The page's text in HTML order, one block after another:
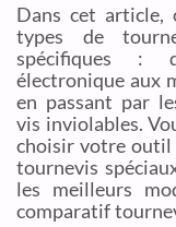
Dans cet
types de
spécifiques :
électronique aux
en passant par
vis inviolables.
choisir votre outil
tournevis
les meilleurs
comparatif